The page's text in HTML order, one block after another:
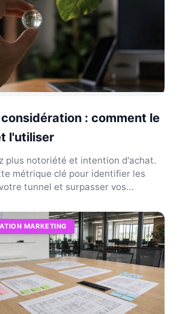
: comment le
l'utiliser
plus notoriété et intention d'achat.
métrique clé pour identifier les
tunnel et surpasser vos
MARKETING